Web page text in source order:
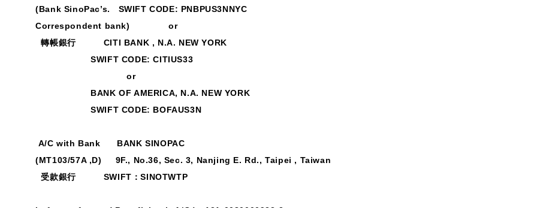
(Bank SinoPac’s. SWIFT CODE: PNBPUS3NNYC
Correspondent bank) or
轉帳銀行CITI BANK , N.A. NEW YORK
SWIFT CODE: CITIUS33
or
BANK OF AMERICA, N.A. NEW YORK
SWIFT CODE: BOFAUS3N
A/C with Bank BANK SINOPAC
(MT103/57A ,D) 9F., No.36, Sec. 3, Nanjing E. Rd., Taipei , Taiwan
受款銀行SWIFT ：SINOTWTP